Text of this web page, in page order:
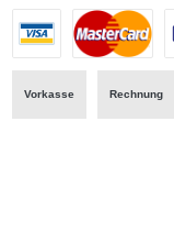
Vorkasse Rechnung